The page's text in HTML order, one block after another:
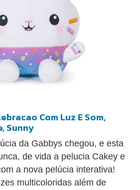
Com Luz E Som,
Sunny
da Gabbys chegou, e esta
de vida a pelucia Cakey e
a nova pelúcia interativa!
multicoloridas além de